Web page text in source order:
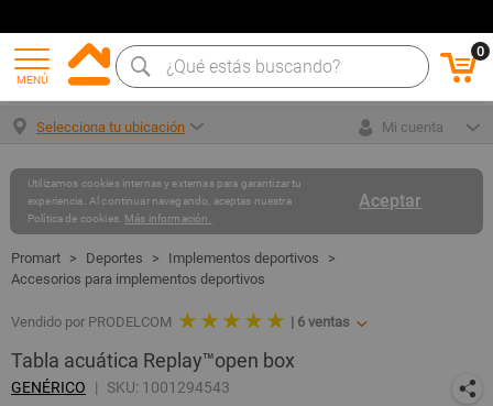
MENÚ
0
Selecciona tu ubicación Mi cuenta
Aceptar
Utilizamos cookies internas y externas para garantizar tu
experiencia. Al continuar navegando, aceptas nuestra
Política de cookies. Más información.
Deportes
Implementos deportivos
Accesorios para implementos deportivos
Vendido por PRODELCOM ★ ★ ★ ★ ★ | 6 ventas
Tabla acuática Replay™open box
GENÉRICO SKU: 1001294543